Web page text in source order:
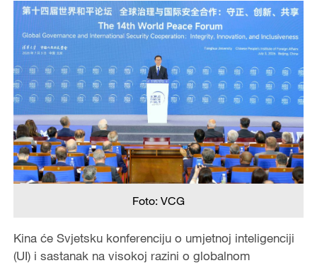
Foto: VCG
Kina će Svjetsku konferenciju o umjetnoj inteligenciji
(UI) i sastanak na visokoj razini o globalnom